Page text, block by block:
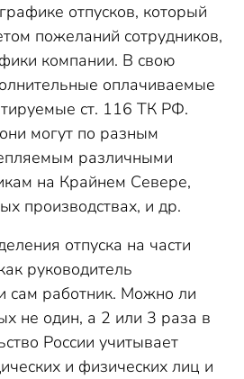
отпусков, который
пожеланий сотрудников,
компании. В свою
оплачиваемые
ст. 116 ТК РФ.
могут по разным
различными
на Крайнем Севере,
производствах, и др.
отпуска на части
руководитель
сам работник. Можно ли
не один, а 2 или 3 раза в
России учитывает
и физических лиц и